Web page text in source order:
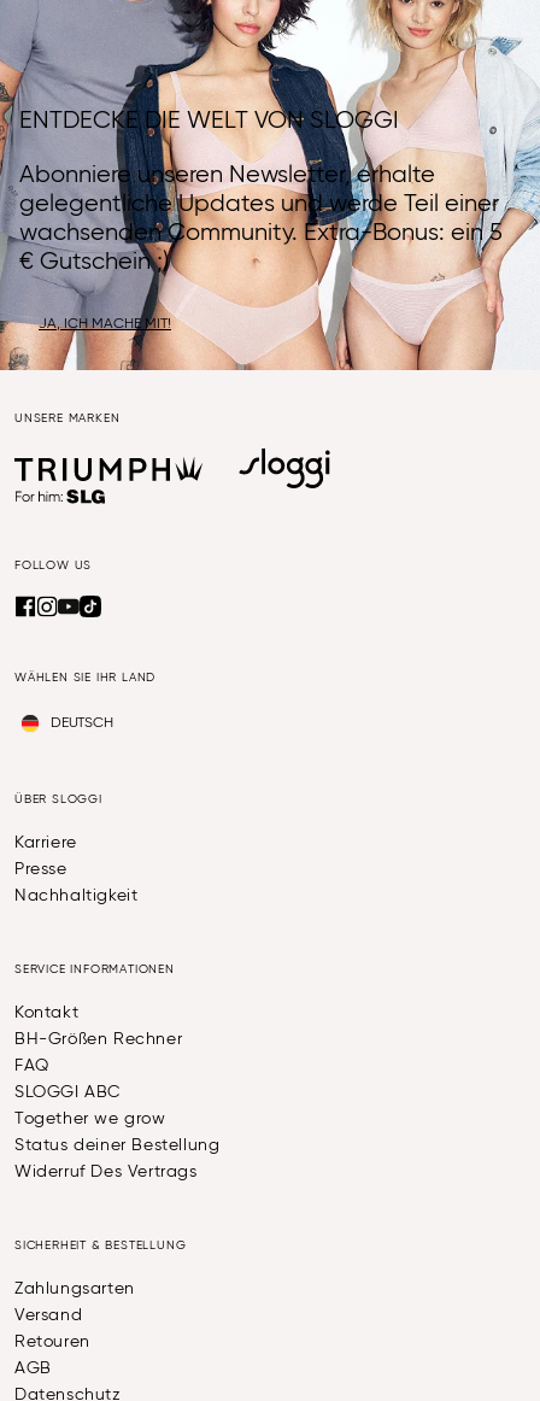
ENTDECKE DIE WELT VON SLOGGI
Abonniere unseren Newsletter, erhalte
gelegentliche Updates und werde Teil einer
wachsenden Community. Extra-Bonus: ein 5
€ Gutschein ;)
JA, ICH MACHE MIT!
UNSERE MARKEN
FOLLOW US
WÄHLEN SIE IHR LAND
DEUTSCH
ÜBER SLOGGI
Karriere
Presse
Nachhaltigkeit
SERVICE INFORMATIONEN
Kontakt
BH-Größen Rechner
FAQ
SLOGGI ABC
Together we grow
Status deiner Bestellung
Widerruf Des Vertrags
SICHERHEIT & BESTELLUNG
Zahlungsarten
Versand
Retouren
AGB
Datenschutz